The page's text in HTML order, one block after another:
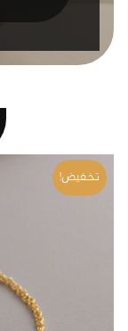
تخفيض!